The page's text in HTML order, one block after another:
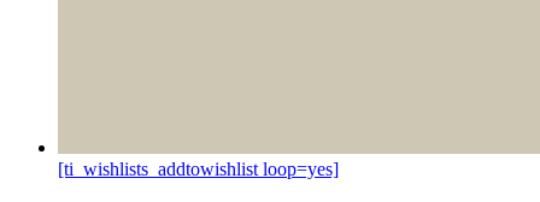
[ti_wishlists_addtowishlist loop=yes]